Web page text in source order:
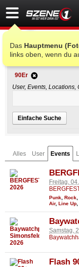
Das Hauptmenu
links oben, wenn du
Einfache
90Er
User, Events, Locations,
Einfache Suche
Alles User Events
Freitag,
Punk Rock
Air, Line Up
Samstag,
Flash